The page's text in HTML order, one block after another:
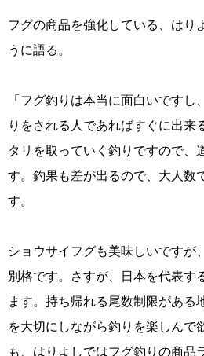
フグの商品を強化している、はり
うに語る。
「フグ釣りは本当に面白いです
りをされる人であればすぐに出来
タリを取っていく釣りですので、
す。釣果も差が出るので、大人数
す。
ショウサイフグも美味しいですが
別格です。さすが、日本を代表す
ます。持ち帰れる尾数制限がある
を大切にしながら釣りを楽しんで
も、はりよしではフグ釣りの商品